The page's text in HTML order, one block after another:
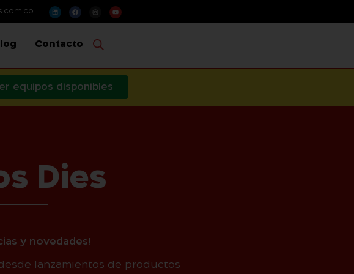
Contacto
equipos disponibles
Dies
y novedades!
lanzamientos de productos